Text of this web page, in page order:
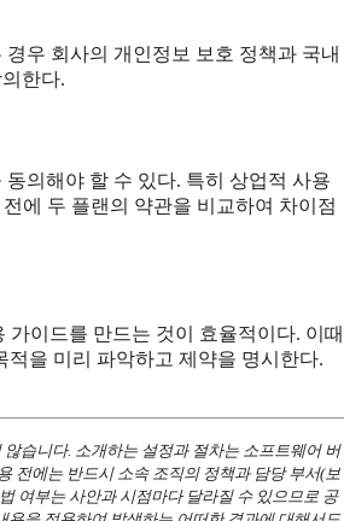
우 회사의 개인정보 보호 정책과 국내
한다.
의해야 할 수 있다. 특히 상업적 사용
에 두 플랜의 약관을 비교하여 차이점
이드를 만드는 것이 효율적이다. 이때
을 미리 파악하고 제약을 명시한다.
습니다. 소개하는 설정과 절차는 소프트웨어 버
전에는 반드시 소속 조직의 정책과 담당 부서(보
여부는 사안과 시점마다 달라질 수 있으므로 공